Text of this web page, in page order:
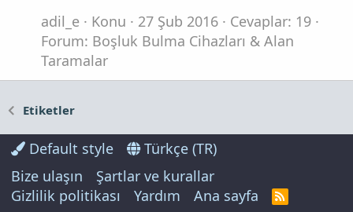
adil_e Konu 27 Şub 2016
Cevaplar: 19
Forum: Boşluk Bulma Cihazları & Alan
Taramalar
Etiketler
Default style
Türkçe (TR)
Bize ulaşın
Şartlar ve kurallar
Gizlilik politikası
Yardım Ana sayfa
R